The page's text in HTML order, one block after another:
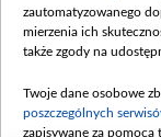
Data
Data
zautomatyzowanego
mierzenia ich
także zgody na
Twoje dane osobowe
poszczególnych
zapisywane za